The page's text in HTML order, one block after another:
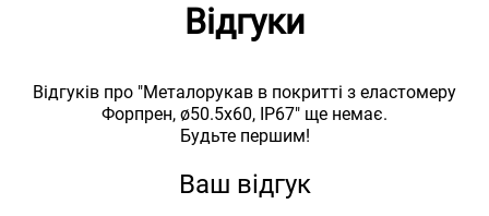
Відгуки
Відгуків про "Металорукав в покритті з еластомеру
Форпрен, ø50.5x60, IP67" ще немає.
Будьте першим!
Ваш відгук